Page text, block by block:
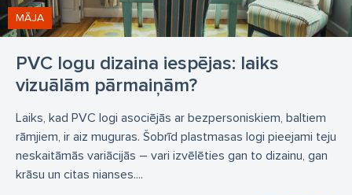
Pakešlogi
Pakešu logi Plastmasas logi
Palodzes
Pilnstikla konstrukcijas
Plastikāta logi
Plastmasas logi
Plastmasas profilu sistēmas
REGELaiR
Starpsienas
Stikla jumtu
Stiklojums durvis
durvju montāža
durvju ražošana
durvju serviss
fasāde
iekšdurvis
logi
PVC logu dizaina iespējas: laiks
vizuālām pārmaiņām?
MĀJA
Laiks, kad PVC logi asociējās ar bezpersoniskiem, baltiem
rāmjiem, ir aiz muguras. Šobrīd plastmasas logi pieejami teju
neskaitāmās variācijās – vari izvēlēties gan to dizainu, gan
krāsu un citas nianses....